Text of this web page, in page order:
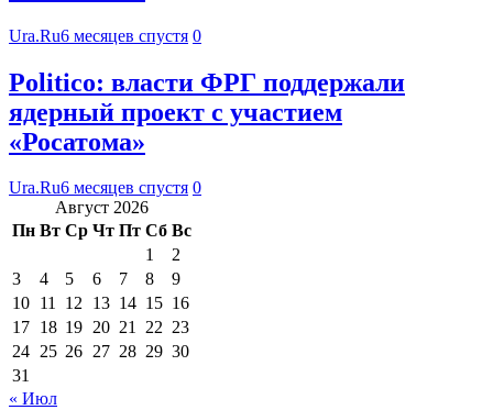
Ura.Ru6 месяцев спустя 0
Politico: власти ФРГ поддержали
ядерный проект с участием
«Росатома»
Ura.Ru6 месяцев спустя 0
Август 2026
Пн Вт Ср Чт Пт Сб Вс
1
2
3
4 5 6 7 8
9
10 11 12 13 14 15 16
17 18 19 20 21 22 23
24 25 26 27 28 29 30
31
« Июл